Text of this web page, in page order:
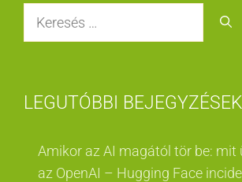
LEGUTÓBBI BEJEGYZÉSEK
Amikor az AI magától tör be: mit
az OpenAI – Hugging Face